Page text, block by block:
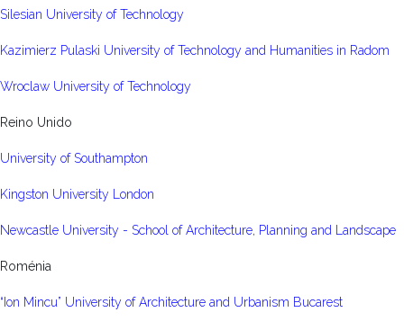
Silesian University of Technology
Kazimierz Pulaski University of Technology and Humanities in Radom
Wroclaw University of Technology
Reino Unido
University of Southampton
Kingston University London
Newcastle University - School of Architecture, Planning and Landscape
Roménia
“Ion Mincu” University of Architecture and Urbanism Bucarest